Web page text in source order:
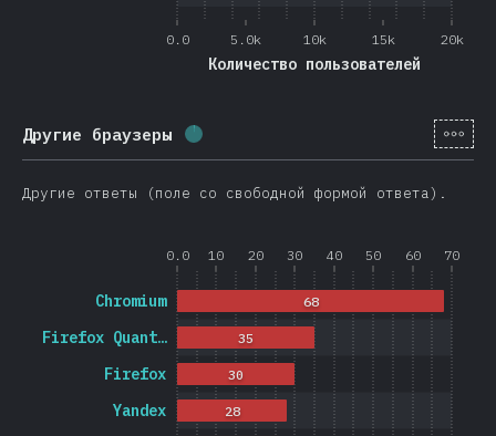
0.0 5.0k 10k 15k 20k
Количество пользователей
Другие браузеры Процент заполнения: ( 278 )
[ru-
Другие ответы (поле со свободной формой ответа).
0.0 10 20 30 40 50 60 70
Yandex
Firefox
Firefox Quant…
Chromium
28
30
35
68